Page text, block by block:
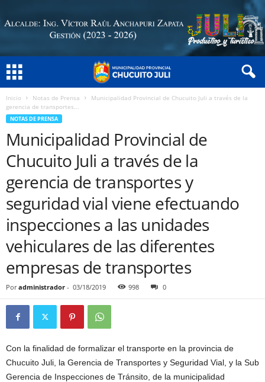
Inicio Notas de Prensa
Municipalidad Provincial de Chucuito Juli a través de la
gerencia de transportes...
NOTAS DE PRENSA
Municipalidad Provincial de
Chucuito Juli a través de la
gerencia de transportes y
seguridad vial viene efectuando
inspecciones a las unidades
vehiculares de las diferentes
empresas de transportes
Por administrador - 03/18/2019 998 0
Con la finalidad de formalizar el transporte en la provincia de
Chucuito Juli, la Gerencia de Transportes y Seguridad Vial, y la Sub
Gerencia de Inspecciones de Tránsito, de la municipalidad